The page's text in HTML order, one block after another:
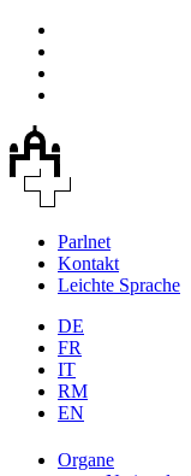
Parlnet
Kontakt
Leichte Sprache
DE
FR
IT
RM
EN
Organe